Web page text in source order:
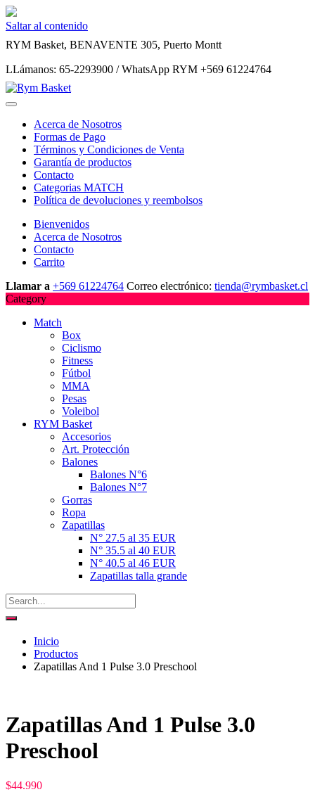
Saltar al contenido
RYM Basket, BENAVENTE 305, Puerto Montt
LLámanos: 65-2293900 / WhatsApp RYM +569 61224764
Acerca de Nosotros
Formas de Pago
Términos y Condiciones de Venta
Garantía de productos
Contacto
Categorias MATCH
Política de devoluciones y reembolsos
Bienvenidos
Acerca de Nosotros
Contacto
Carrito
Llamar a +569 61224764 Correo electrónico: tienda@rymbasket.cl
Category
Match
Box
Ciclismo
Fitness
Fútbol
MMA
Pesas
Voleibol
RYM Basket
Accesorios
Art. Protección
Balones
Balones N°6
Balones N°7
Gorras
Ropa
Zapatillas
N° 27.5 al 35 EUR
N° 35.5 al 40 EUR
N° 40.5 al 46 EUR
Zapatillas talla grande
Inicio
Productos
Zapatillas And 1 Pulse 3.0 Preschool
Zapatillas And 1 Pulse 3.0
Preschool
$44.990